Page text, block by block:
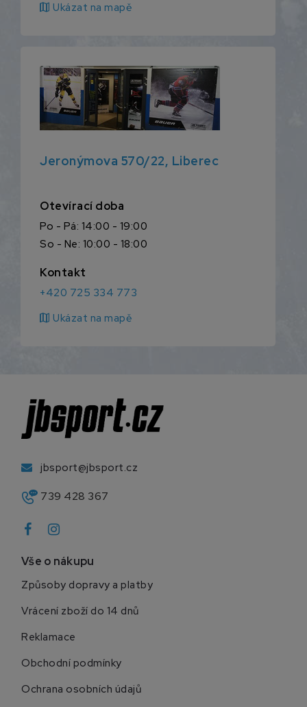
map Ukázat na mapě
Jeronýmova 570/22, Liberec
Otevírací doba
Po - Pá: 14:00 - 19:00
So - Ne: 10:00 - 18:00
Kontakt
+420 725 334 773
map Ukázat na mapě
jbsport@jbsport.cz
739 428 367
Vše o nákupu
Způsoby dopravy a platby
Vrácení zboží do 14 dnů
Reklamace
Obchodní podmínky
Ochrana osobních údajů